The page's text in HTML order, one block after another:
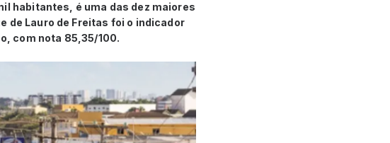
habitantes, é uma das dez maiores
de Lauro de Freitas foi o indicador
com nota 85,35/100.